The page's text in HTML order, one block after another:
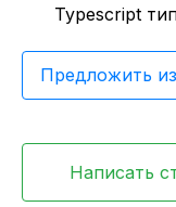
Typescript
Предложить
Написать